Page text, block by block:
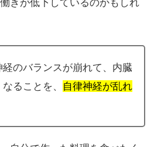
のバランスが崩れて、内臓
ることを、
自律神経が乱れ